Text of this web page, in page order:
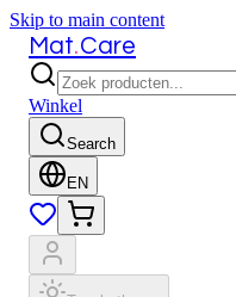
Skip to main content
Mat.Care
Winkel
Search
EN